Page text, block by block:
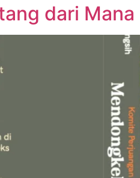
dari Mana